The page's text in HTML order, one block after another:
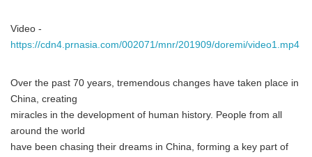
Video -
https://cdn4.prnasia.com/002071/mnr/201909/doremi/video1.mp4
Over the past 70 years, tremendous changes have taken place in
China, creating
miracles in the development of human history. People from all
around the world
have been chasing their dreams in China, forming a key part of